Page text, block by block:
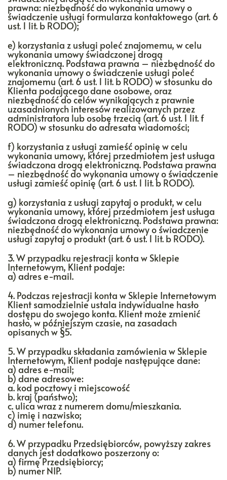
prawna: niezbędność do wykonania umowy o
świadczenie usługi formularza kontaktowego (art. 6
ust. 1 lit. b RODO);
e) korzystania z usługi poleć znajomemu, w celu
wykonania umowy świadczonej drogą
elektroniczną. Podstawa prawna – niezbędność do
wykonania umowy o świadczenie usługi poleć
znajomemu (art. 6 ust. 1 lit. b RODO) w stosunku do
Klienta podającego dane osobowe, oraz
niezbędność do celów wynikających z prawnie
uzasadnionych interesów realizowanych przez
administratora lub osobę trzecią (art. 6 ust. 1 lit. f
RODO) w stosunku do adresata wiadomości;
f) korzystania z usługi zamieść opinię w celu
wykonania umowy, której przedmiotem jest usługa
świadczona drogą elektroniczną. Podstawa prawna
– niezbędność do wykonania umowy o świadczenie
usługi zamieść opinię (art. 6 ust. 1 lit. b RODO).
g) korzystania z usługi zapytaj o produkt, w celu
wykonania umowy, której przedmiotem jest usługa
świadczona drogą elektroniczną. Podstawa prawna:
niezbędność do wykonania umowy o świadczenie
usługi zapytaj o produkt (art. 6 ust. 1 lit. b RODO).
3. W przypadku rejestracji konta w Sklepie
Internetowym, Klient podaje:
a) adres e-mail.
4. Podczas rejestracji konta w Sklepie Internetowym
Klient samodzielnie ustala indywidualne hasło
dostępu do swojego konta. Klient może zmienić
hasło, w późniejszym czasie, na zasadach
opisanych w §5.
5. W przypadku składania zamówienia w Sklepie
Internetowym, Klient podaje następujące dane:
a) adres e-mail;
b) dane adresowe:
a. kod pocztowy i miejscowość
b. kraj (państwo);
c. ulica wraz z numerem domu/mieszkania.
c) imię i nazwisko;
d) numer telefonu.
6. W przypadku Przedsiębiorców, powyższy zakres
danych jest dodatkowo poszerzony o:
a) firmę Przedsiębiorcy;
b) numer NIP.